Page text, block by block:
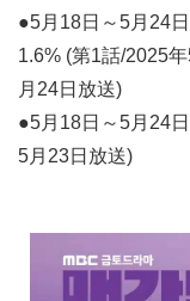
●5月18日～5月24
1.6% (第1話/2025
月24日放送)
●5月18日～5月24
5月23日放送)